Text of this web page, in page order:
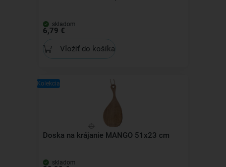
skladom
6,79 €
Vložiť do košíka
Kolekcia
Doska na krájanie MANGO 51x23 cm
skladom